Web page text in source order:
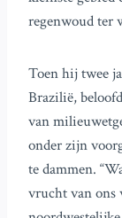
regenwoud ter
Toen hij twee
Brazilië,
van
onder zijn
te dammen.
vrucht van ons